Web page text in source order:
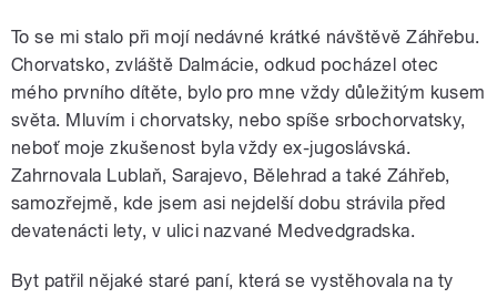
To se mi stalo při mojí nedávné krátké návštěvě Záhřebu.
Chorvatsko, zvláště Dalmácie, odkud pocházel otec
mého prvního dítěte, bylo pro mne vždy důležitým kusem
světa. Mluvím i chorvatsky, nebo spíše srbochorvatsky,
neboť moje zkušenost byla vždy ex-jugoslávská.
Zahrnovala Lublaň, Sarajevo, Bělehrad a také Záhřeb,
samozřejmě, kde jsem asi nejdelší dobu strávila před
devatenácti lety, v ulici nazvané Medvedgradska.
Byt patřil nějaké staré paní, která se vystěhovala na ty